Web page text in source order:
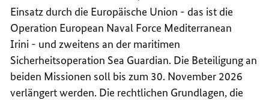
Einsatz durch die Europäische Union - das ist die
Operation European Naval Force Mediterranean
Irini - und zweitens an der maritimen
Sicherheitsoperation Sea Guardian. Die Beteiligung an
beiden Missionen soll bis zum 30. November 2026
verlängert werden. Die rechtlichen Grundlagen, die